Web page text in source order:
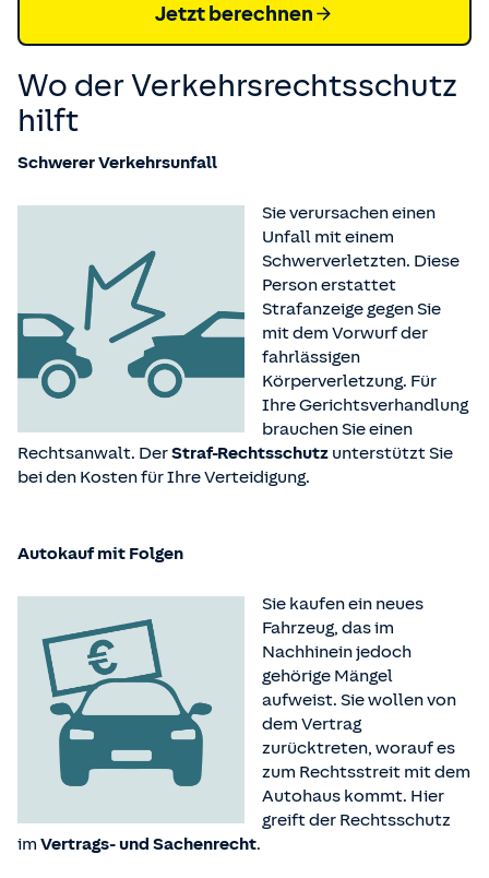
Jetzt berechnen
Wo der Verkehrsrechtsschutz
hilft
Schwerer Verkehrsunfall
Sie verursachen einen
Unfall mit einem
Schwerverletzten. Diese
Person erstattet
Strafanzeige gegen Sie
mit dem Vorwurf der
fahrlässigen
Körperverletzung. Für
Ihre Gerichtsverhandlung
brauchen Sie einen
Rechtsanwalt. DerStraf-Rechtsschutz unterstützt Sie
bei den Kosten für Ihre Verteidigung.
Autokauf mit Folgen
Sie kaufen ein neues
Fahrzeug, das im
Nachhinein jedoch
gehörige Mängel
aufweist. Sie wollen von
dem Vertrag
zurücktreten, worauf es
zum Rechtsstreit mit dem
Autohaus kommt. Hier
greift der Rechtsschutz
im Vertrags- und Sachenrecht.